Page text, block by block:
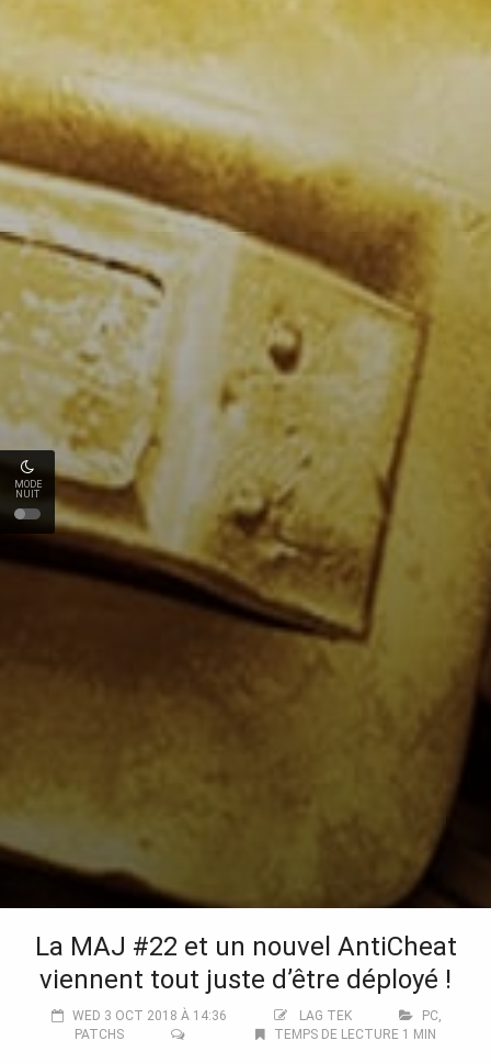
MODE
NUIT
La MAJ #22 et un nouvel AntiCheat
viennent tout juste d’être déployé !
WED 3 OCT 2018 À 14:36 LAG TEK PC,
PATCHS
TEMPS DE LECTURE 1 MIN